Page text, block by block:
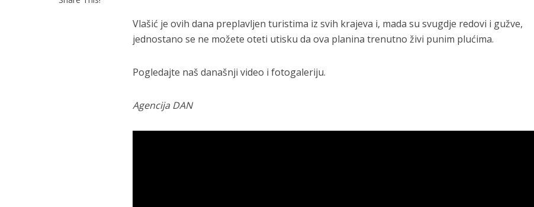
Vlašić je ovih dana preplavljen turistima iz svih krajeva i, mada su svugdje redovi i gužve,
jednostano se ne možete oteti utisku da ova planina trenutno živi punim plućima.
Pogledajte naš današnji video i fotogaleriju.
Agencija DAN